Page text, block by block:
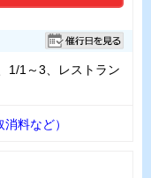
1/1～3、レストラン
料など）